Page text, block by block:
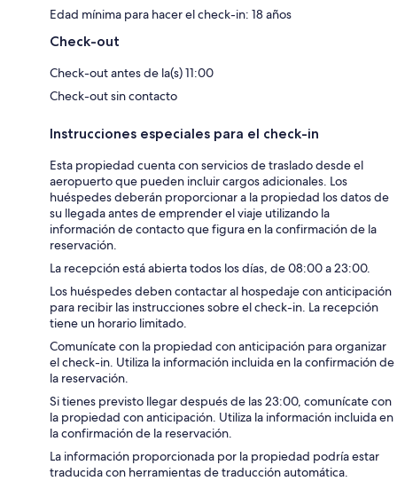
Edad mínima para hacer el check-in: 18 años
Check-out
Check-out antes de la(s) 11:00
Check-out sin contacto
Instrucciones especiales para el check-in
Esta propiedad cuenta con servicios de traslado desde el
aeropuerto que pueden incluir cargos adicionales. Los
huéspedes deberán proporcionar a la propiedad los datos de
su llegada antes de emprender el viaje utilizando la
información de contacto que figura en la confirmación de la
reservación.
La recepción está abierta todos los días, de 08:00 a 23:00.
Los huéspedes deben contactar al hospedaje con anticipación
para recibir las instrucciones sobre el check-in. La recepción
tiene un horario limitado.
Comunícate con la propiedad con anticipación para organizar
el check-in. Utiliza la información incluida en la confirmación de
la reservación.
Si tienes previsto llegar después de las 23:00, comunícate con
la propiedad con anticipación. Utiliza la información incluida en
la confirmación de la reservación.
La información proporcionada por la propiedad podría estar
traducida con herramientas de traducción automática.